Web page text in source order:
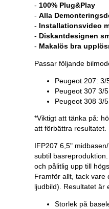
- 100% Plug&Play
-Alla
- Installationsvideo
- Diskantdesignen
- Makalös bra
Passar följande
Peugeot 207:
Peugeot 307 3/
Peugeot 308 3/
*Viktigt att tänka på:
att förbättra resultatet.
IFP207 6,5"
subtil
och pålitlig upp till
Framför allt, tack vare
ljudbild). Resultatet är
Storlek på